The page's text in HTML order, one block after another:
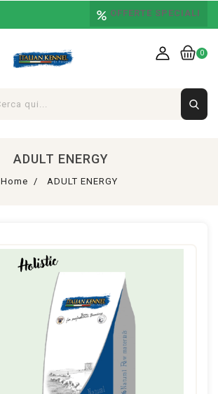
OFFERTE SPECIALI
0
ADULT ENERGY
Home ADULT ENERGY